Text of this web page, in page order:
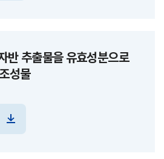
반 추출물을 유효성분으로
성물
파일